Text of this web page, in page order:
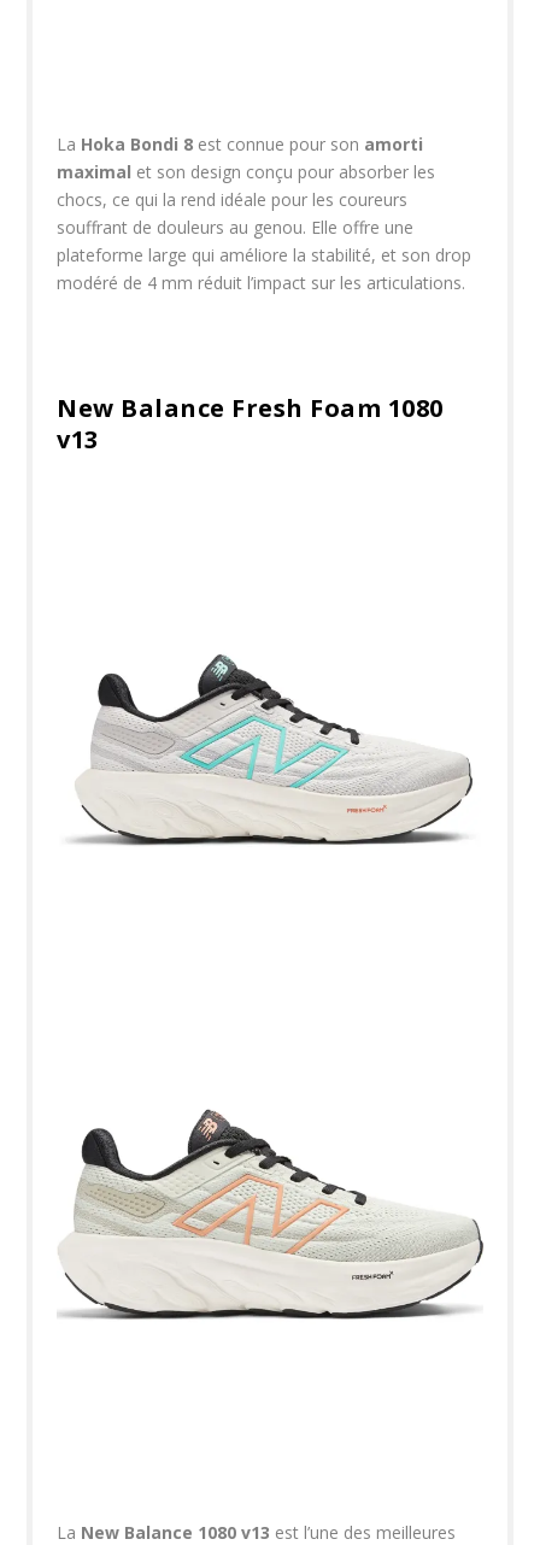
La Hoka Bondi 8 est connue pour son amorti
maximal et son design conçu pour absorber les
chocs, ce qui la rend idéale pour les coureurs
souffrant de douleurs au genou. Elle offre une
plateforme large qui améliore la stabilité, et son drop
modéré de 4 mm réduit l’impact sur les articulations.
New Balance Fresh Foam 1080
v13
La New Balance 1080 v13 est l’une des meilleures